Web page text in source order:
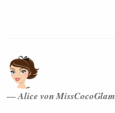
Alice von MissCocoGlam